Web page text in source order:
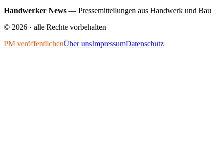
Handwerker News — Pressemitteilungen aus Handwerk und Bau
© 2026 · alle Rechte vorbehalten
PM veröffentlichenÜber unsImpressumDatenschutz